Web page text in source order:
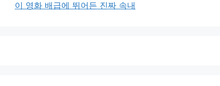
이 영화 배급에 뛰어든 진짜 속내